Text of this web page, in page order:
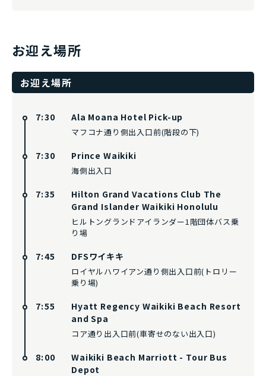
お迎え場所
お迎え場所
7:30 Ala Moana Hotel Pick-up
マフコナ通り側出入口前(階段の下)
7:30 Prince Waikiki
海側出入口
7:35
Hilton Grand Vacations Club The
Grand Islander Waikiki Honolulu
ヒルトングランドアイランダー1階団体バス乗
り場
7:45 DFSワイキキ
ロイヤルハワイアン通り側出入口前(トロリー
乗り場)
7:55
Hyatt Regency Waikiki Beach Resort
and Spa
コア通り出入口前(車寄せのない出入口)
8:00
Waikiki Beach Marriott - Tour Bus
Depot